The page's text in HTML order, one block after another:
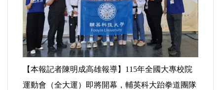
寵物/動保
婦女/孩童【本報記者陳明成高雄報導】115年全國大專校院
運動會（全大運）即將開幕，輔英科大跆拳道團隊